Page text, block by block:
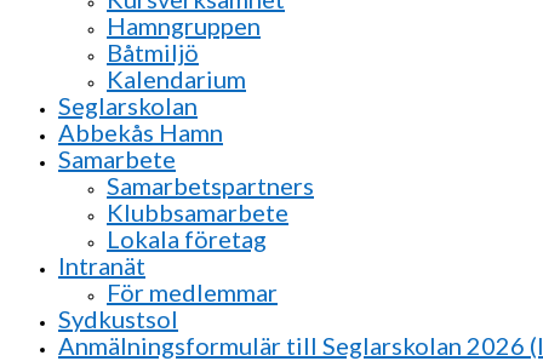
Hamngruppen
Båtmiljö
Kalendarium
Seglarskolan
Abbekås Hamn
Samarbete
Samarbetspartners
Klubbsamarbete
Lokala företag
Intranät
För medlemmar
Sydkustsol
Anmälningsformulär till Seglarskolan 2026